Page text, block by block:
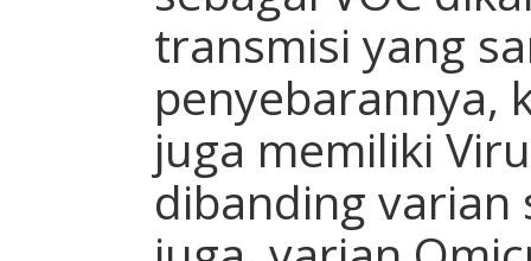
transmisi yang
penyebarannya,
juga memiliki
dibanding varian